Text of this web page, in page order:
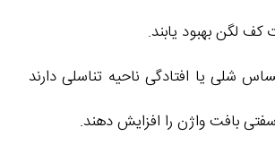
لگن بهبود یابند.
شلی یا افتادگی ناحیه تناسلی دارند
بافت واژن را افزایش دهند.